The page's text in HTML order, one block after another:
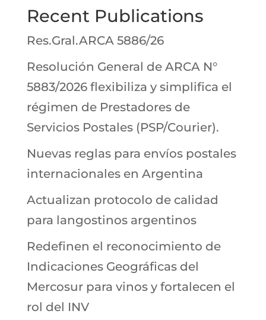
Recent Publications
Res.Gral.ARCA 5886/26
Resolución General de ARCA N°
5883/2026 flexibiliza y simplifica el
régimen de Prestadores de
Servicios Postales (PSP/Courier).
Nuevas reglas para envíos postales
internacionales en Argentina
Actualizan protocolo de calidad
para langostinos argentinos
Redefinen el reconocimiento de
Indicaciones Geográficas del
Mercosur para vinos y fortalecen el
rol del INV